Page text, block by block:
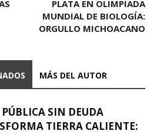
PLATA EN OLIMPIADA
MUNDIAL DE BIOLOGÍA:
ORGULLO MICHOACANO
MÁS DEL AUTOR
SIN DEUDA
TIERRA CALIENTE: